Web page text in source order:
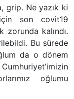
grip. Ne yazık ki
için son covit19
zorunda kalındı.
Bu sürede
da o dönem
oğlumu